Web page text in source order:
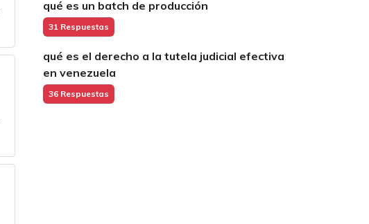
qué es un batch de producción
31 Respuestas
qué es el derecho a la tutela judicial efectiva
en venezuela
36 Respuestas